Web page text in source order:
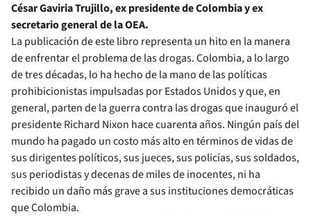
César Gaviria Trujillo, ex presidente de Colombia y ex
secretario general de la OEA.
La publicación de este libro representa un hito en la manera
de enfrentar el problema de las drogas. Colombia, a lo largo
de tres décadas, lo ha hecho de la mano de las políticas
prohibicionistas impulsadas por Estados Unidos y que, en
general, parten de la guerra contra las drogas que inauguró el
presidente Richard Nixon hace cuarenta años. Ningún país del
mundo ha pagado un costo más alto en términos de vidas de
sus dirigentes políticos, sus jueces, sus policías, sus soldados,
sus periodistas y decenas de miles de inocentes, ni ha
recibido un daño más grave a sus instituciones democráticas
que Colombia.